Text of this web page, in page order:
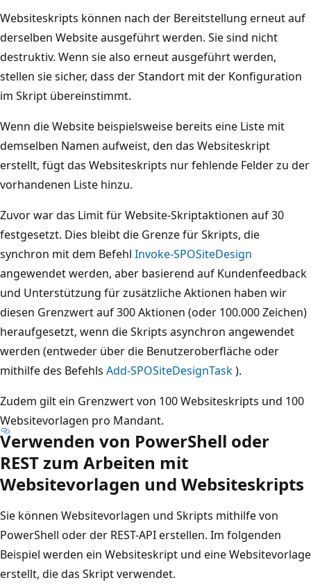
Websiteskripts können nach der Bereitstellung erneut auf
derselben Website ausgeführt werden. Sie sind nicht
destruktiv. Wenn sie also erneut ausgeführt werden,
stellen sie sicher, dass der Standort mit der Konfiguration
im Skript übereinstimmt.
Wenn die Website beispielsweise bereits eine Liste mit
demselben Namen aufweist, den das Websiteskript
erstellt, fügt das Websiteskripts nur fehlende Felder zu der
vorhandenen Liste hinzu.
Zuvor war das Limit für Website-Skriptaktionen auf 30
festgesetzt. Dies bleibt die Grenze für Skripts, die
synchron mit dem Befehl Invoke-SPOSiteDesign
angewendet werden, aber basierend auf Kundenfeedback
und Unterstützung für zusätzliche Aktionen haben wir
diesen Grenzwert auf 300 Aktionen (oder 100.000 Zeichen)
heraufgesetzt, wenn die Skripts asynchron angewendet
werden (entweder über die Benutzeroberfläche oder
mithilfe des Befehls Add-SPOSiteDesignTask).
Zudem gilt ein Grenzwert von 100 Websiteskripts und 100
Websitevorlagen pro Mandant.
Verwenden von PowerShell oder
REST zum Arbeiten mit
Websitevorlagen und Websiteskripts
Sie können Websitevorlagen und Skripts mithilfe von
PowerShell oder der REST-API erstellen. Im folgenden
Beispiel werden ein Websiteskript und eine Websitevorlage
erstellt, die das Skript verwendet.